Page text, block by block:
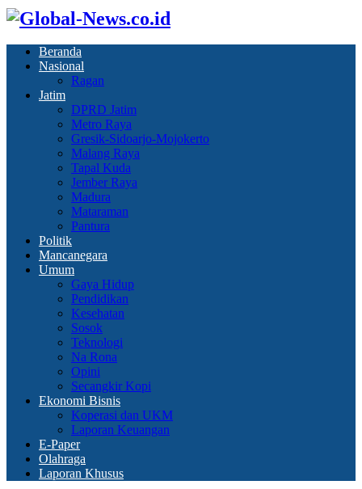
Beranda
Nasional
Ragan
Jatim
DPRD Jatim
Metro Raya
Gresik-Sidoarjo-Mojokerto
Malang Raya
Tapal Kuda
Jember Raya
Madura
Mataraman
Pantura
Politik
Mancanegara
Umum
Gaya Hidup
Pendidikan
Kesehatan
Sosok
Teknologi
Na Rona
Opini
Secangkir Kopi
Ekonomi Bisnis
Koperasi dan UKM
Laporan Keuangan
E-Paper
Olahraga
Laporan Khusus